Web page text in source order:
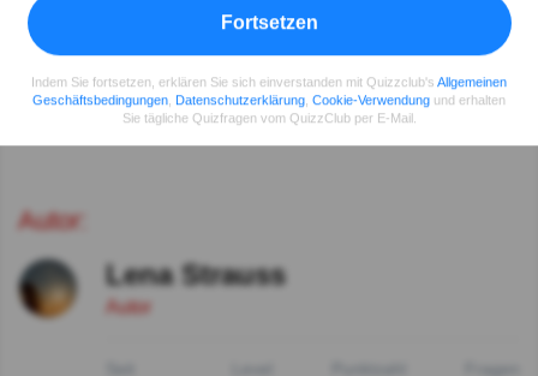
Vorherige Kommentare anzeigen
Autor:
Lena Strauss
Autor
Fortsetzen
Indem Sie fortsetzen, erklären Sie sich einverstanden mit Quizzclub's Allgemeinen
Geschäftsbedingungen Datenschutzerklärung Cookie-Verwendung und erhalten
Sie tägliche Quizfragen vom QuizzClub per E-Mail.